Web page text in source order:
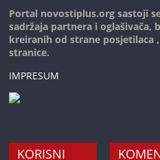
Portal novostiplus.org sastoji
sadržaja partnera i oglašivača,
kreiranih od strane posjetilaca
stranice.
IMPRESUM
KORISNI